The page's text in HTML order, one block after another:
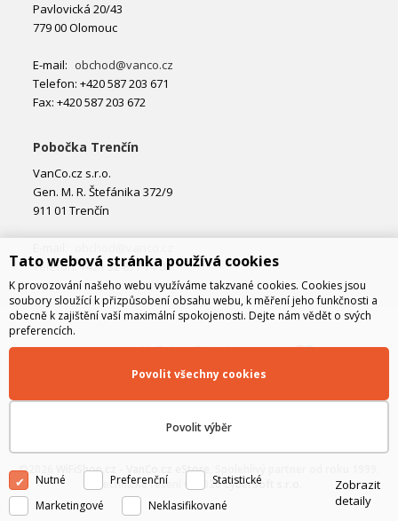
Pavlovická 20/43
779 00 Olomouc
E-mail: obchod@vanco.cz
Telefon: +420 587 203 671
Fax: +420 587 203 672
Pobočka Trenčín
VanCo.cz s.r.o.
Gen. M. R. Štefánika 372/9
911 01 Trenčín
Telefon: +421 32 877 74 02
©2026 WiFiShop.cz - VanCo.cz eStore
Technické řešení © 2026CyberSoft s.r.o.
Tato webová stránka používá cookies
K provozování našeho webu využíváme takzvané cookies. Cookies jsou
soubory sloužící k přizpůsobení obsahu webu, k měření jeho funkčnosti a
obecně k zajištění vaší maximální spokojenosti. Dejte nám vědět o svých
preferencích.
Povolit výběr
Povolit všechny cookies
Nutné Preferenční
Statistické
Marketingové
Neklasifikované
Zobrazit
detaily